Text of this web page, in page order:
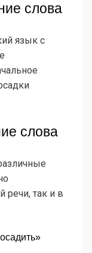
слова
язык с
слова
речи, так и в